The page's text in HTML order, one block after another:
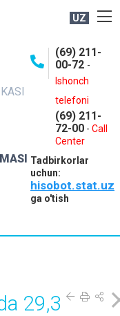
UZ
(69) 211-
00-72 -
Ishonch
telefoni
(69) 211-
72-00 - Call
Center
Tadbirkorlar
uchun:
hisobot.stat.uz
ga o'tish
29,3